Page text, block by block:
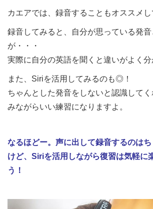
カエアでは、録音することもオススメし
録音してみると、自分が思っている発
が・・・
実際に自分の英語を聞くと違いがよく分
また、Siriを活用してみるのも◎！
ちゃんとした発音をしないと認識して
みながらいい練習になりますよ。
なるほどー。声に出して録音するのは
けど、Siriを活用しながら復習は気軽に
う！